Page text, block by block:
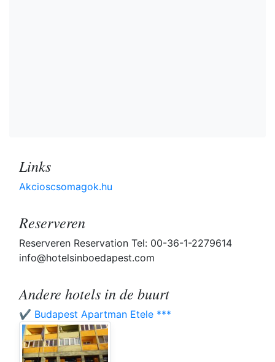
Links
Akcioscsomagok.hu
Reserveren
Reserveren Reservation Tel: 00-36-1-2279614
info@hotelsinboedapest.com
Andere hotels in de buurt
✔️ Budapest Apartman Etele ***